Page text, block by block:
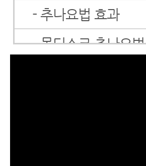
- 추나요법 효과
- 목디스크 추나요법